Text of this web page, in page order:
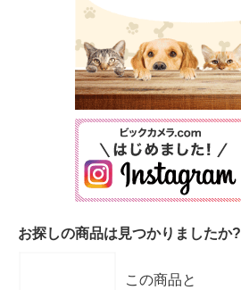
お探しの商品は見つかりましたか?
この商品と